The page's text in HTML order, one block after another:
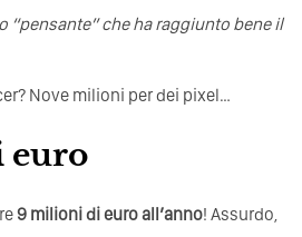
“pensante” che ha raggiunto bene il
Nove milioni per dei pixel…
euro
9 milioni di euro all’anno! Assurdo,